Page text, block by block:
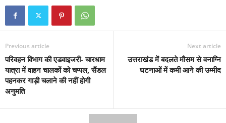
Previous article
परिवहन विभाग की एडवाइजरी- चारधाम
यात्रा में वाहन चालकों को चप्पल, सैंडल
पहनकर गाड़ी चलाने की नहीं होगी
अनुमति
Next article
उत्तराखंड में बदलते मौसम से वनाग्नि
घटनाओं में कमी आने की उम्मीद